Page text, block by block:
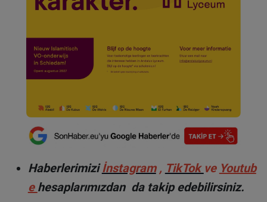
Haberlerimiziİnstagram , TikTok ve Youtub
e hesaplarımızdan da takip edebilirsiniz.